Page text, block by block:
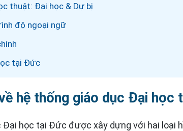
thuật: Đại học & Dự bị
độ ngoại ngữ
tại Đức
hệ thống giáo dục Đại học
Đại học tại Đức được xây dựng với hai loại